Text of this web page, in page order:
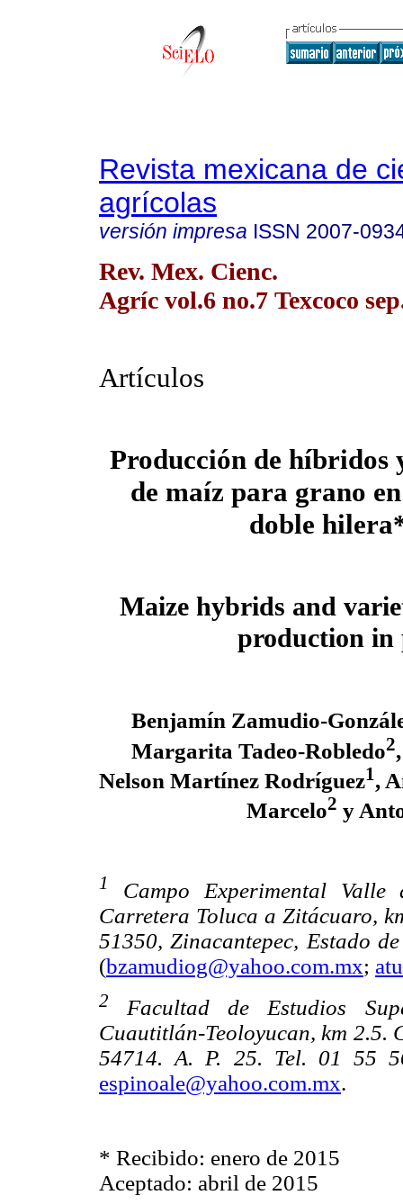
Revista mexicana de
agrícolas
versión impresa ISSN 2007-
Rev. Mex. Cienc.
Agríc vol.6 no.7 Texcoco
Artículos
Producción de híbridos
de maíz para grano
doble
Maize hybrids and
production in
Benjamín Zamudio-
Margarita Tadeo-Robledo2
Nelson Martínez Rodríguez1,
Marcelo2 y
1
Campo Experimental Valle
Carretera Toluca a Zitácuaro,
51350, Zinacantepec, Estado
(bzamudiog@yahoo.com.mx;
2
Facultad de Estudios
Cuautitlán-Teoloyucan, km 2.5.
54714. A. P. 25. Tel. 01 55
espinoale@yahoo.com.mx.
* Recibido: enero de 2015
Aceptado: abril de 2015